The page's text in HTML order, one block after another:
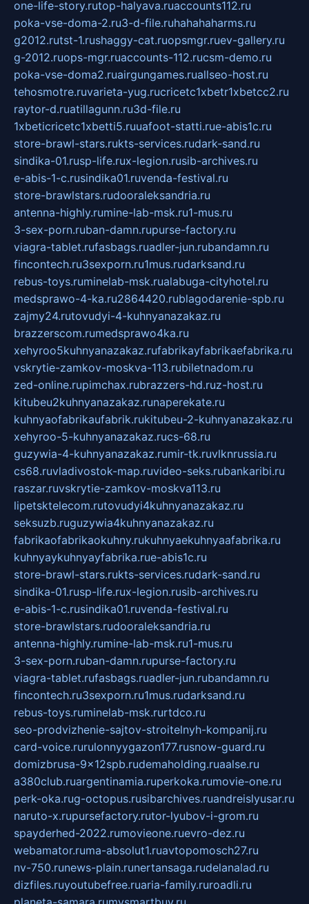
one-life-story.rutop-halyava.ruaccounts112.ru
poka-vse-doma-2.ru3-d-file.ruhahahaharms.ru
g2012.rutst-1.rushaggy-cat.ruopsmgr.ruev-gallery.ru
g-2012.ruops-mgr.ruaccounts-112.rucsm-demo.ru
poka-vse-doma2.ruairgungames.ruallseo-host.ru
tehosmotre.ruvarieta-yug.rucricetc1xbetr1xbetcc2.ru
raytor-d.ruatillagunn.ru3d-file.ru
1xbeticricetc1xbetti5.ruuafoot-statti.rue-abis1c.ru
store-brawl-stars.rukts-services.rudark-sand.ru
sindika-01.rusp-life.rux-legion.rusib-archives.ru
e-abis-1-c.rusindika01.ruvenda-festival.ru
store-brawlstars.rudooraleksandria.ru
antenna-highly.rumine-lab-msk.ru1-mus.ru
3-sex-porn.ruban-damn.rupurse-factory.ru
viagra-tablet.rufasbags.ruadler-jun.rubandamn.ru
fincontech.ru3sexporn.ru1mus.rudarksand.ru
rebus-toys.ruminelab-msk.rualabuga-cityhotel.ru
medsprawo-4-ka.ru2864420.rublagodarenie-spb.ru
zajmy24.rutovudyi-4-kuhnyanazakaz.ru
brazzerscom.rumedsprawo4ka.ru
xehyroo5kuhnyanazakaz.rufabrikayfabrikaefabrika.ru
vskrytie-zamkov-moskva-113.rubiletnadom.ru
zed-online.rupimchax.rubrazzers-hd.ruz-host.ru
kitubeu2kuhnyanazakaz.runaperekate.ru
kuhnyaofabrikaufabrik.rukitubeu-2-kuhnyanazakaz.ru
xehyroo-5-kuhnyanazakaz.rucs-68.ru
guzywia-4-kuhnyanazakaz.rumir-tk.ruvlknrussia.ru
cs68.ruvladivostok-map.ruvideo-seks.rubankaribi.ru
raszar.ruvskrytie-zamkov-moskva113.ru
lipetsktelecom.rutovudyi4kuhnyanazakaz.ru
seksuzb.ruguzywia4kuhnyanazakaz.ru
fabrikaofabrikaokuhny.rukuhnyaekuhnyaafabrika.ru
kuhnyaykuhnyayfabrika.rue-abis1c.ru
store-brawl-stars.rukts-services.rudark-sand.ru
sindika-01.rusp-life.rux-legion.rusib-archives.ru
e-abis-1-c.rusindika01.ruvenda-festival.ru
store-brawlstars.rudooraleksandria.ru
antenna-highly.rumine-lab-msk.ru1-mus.ru
3-sex-porn.ruban-damn.rupurse-factory.ru
viagra-tablet.rufasbags.ruadler-jun.rubandamn.ru
fincontech.ru3sexporn.ru1mus.rudarksand.ru
rebus-toys.ruminelab-msk.rurtdco.ru
seo-prodvizhenie-sajtov-stroitelnyh-kompanij.ru
card-voice.rurulonnyygazon177.rusnow-guard.ru
domizbrusa-9x12spb.rudemaholding.ruaalse.ru
a380club.ruargentinamia.ruperkoka.rumovie-one.ru
perk-oka.rug-octopus.rusibarchives.ruandreislyusar.ru
naruto-x.rupursefactory.rutor-lyubov-i-grom.ru
spayderhed-2022.rumovieone.ruevro-dez.ru
webamator.ruma-absolut1.ruavtopomosch27.ru
nv-750.runews-plain.runertansaga.rudelanalad.ru
dizfiles.ruyoutubefree.ruaria-family.ruroadli.ru